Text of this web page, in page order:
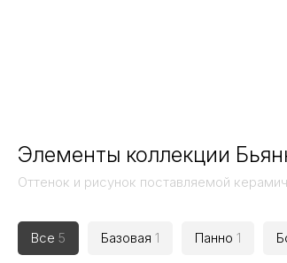
Элементы коллекции
Оттенок и рисунок поставляемой
Все 5 Базовая 1 Панно 1